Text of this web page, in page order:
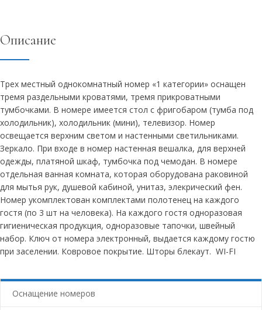
Описание
Трех местный однокомнатный номер «1 категории» оснащен
тремя раздельными кроватями, тремя прикроватными
тумбочками. В номере имеется стол с фригобаром (тумба под
холодильник), холодильник (мини), телевизор. Номер
освещается верхним светом и настенными светильниками.
Зеркало. При входе в номер настенная вешалка, для верхней
одежды, платяной шкаф, тумбочка под чемодан. В номере
отдельная ванная комната, которая оборудована раковиной
для мытья рук, душевой кабиной, унитаз, элекрический фен.
Номер укомплектован комплектами полотенец на каждого
гостя (по 3 шт на человека). На каждого гостя одноразовая
гигиеническая продукция, одноразовые тапочки, швейный
набор. Ключ от номера электронный, выдается каждому гостю
при заселении. Ковровое покрытие. Шторы блекаут. WI-FI
Оснащение номеров